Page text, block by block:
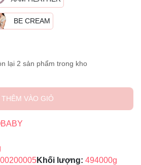
BE CREAM
lại 2 sản phẩm trong kho
THÊM VÀO GIỎ
Khối lượng: 494000g